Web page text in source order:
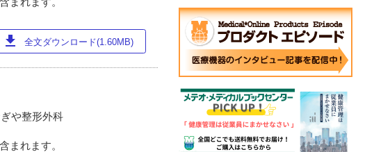
download 全文ダウンロード(1.60MB)
や整形外科
まれます。